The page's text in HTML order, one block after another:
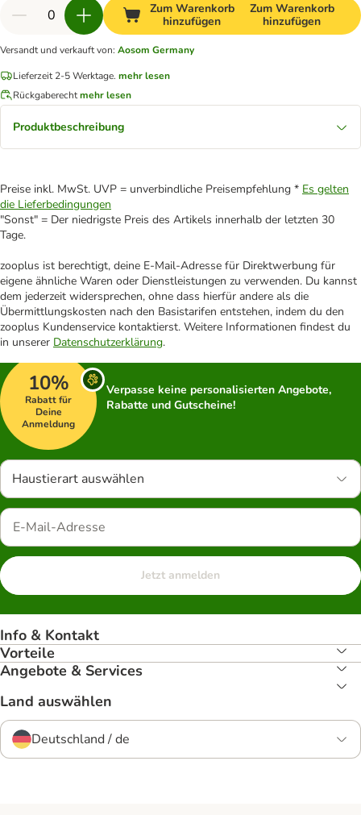
Zum Warenkorb
hinzufügen
Zum Warenkorb
hinzufügen
Versandt und verkauft von: Aosom Germany
Lieferzeit 2-5 Werktage. mehr lesen
Rückgaberechtmehr lesen
Produktbeschreibung
Preise inkl. MwSt. UVP = unverbindliche Preisempfehlung * Es gelten
die Lieferbedingungen
"Sonst" = Der niedrigste Preis des Artikels innerhalb der letzten 30
Tage.
zooplus ist berechtigt, deine E-Mail-Adresse für Direktwerbung für
eigene ähnliche Waren oder Dienstleistungen zu verwenden. Du kannst
dem jederzeit widersprechen, ohne dass hierfür andere als die
Übermittlungskosten nach den Basistarifen entstehen, indem du den
zooplus Kundenservice kontaktierst. Weitere Informationen findest du
in unserer Datenschutzerklärung.
10%
Rabatt für
Deine
Anmeldung
Verpasse keine personalisierten Angebote,
Rabatte und Gutscheine!
Haustierart auswählen
Jetzt anmelden
Info & Kontakt
Vorteile
Angebote & Services
Land auswählen
Deutschland / de